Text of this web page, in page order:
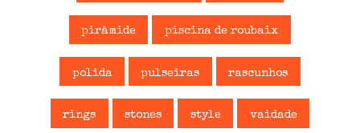
pirâmide piscina de roubaix
polida pulseiras rascunhos
rings stones style vaidade